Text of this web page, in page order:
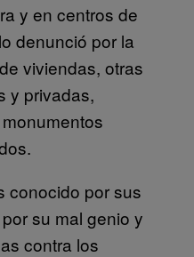
y en centros de
denunció por la
viviendas, otras
y privadas,
conocido por sus
su mal genio y
contra los